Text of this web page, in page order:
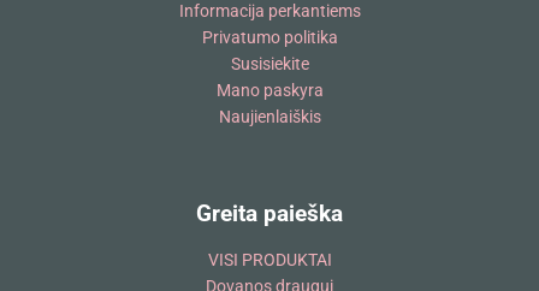
Informacija perkantiems
Privatumo politika
Susisiekite
Mano paskyra
Naujienlaiškis
Greita paieška
VISI PRODUKTAI
Dovanos draugui